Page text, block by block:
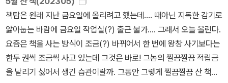
진 사회로 사회의 기본은 개인이다). 그러나 자유주의의 보수성으로
는 이 현실을 설명할 수 없다. 그러므로 나온 것이 구조주의(갈등/기
능/사회구조 중시). 구조조의는 개인의 노력만으로 이 사회 구조를 바
꿀 수 없다고 본다. ‘구조가 문제’라는 관점. 맑스주의와 일부 페미니
즘이 여기 속한다. 근대의 자유주의는 개인의 변화를, 구조주의는 사
다 읽나 싶다. 다른 책을 다 미뤄두고 집중적으로 읽어야 할 텐데, 아
직은 용기가 부족하여 내내 미루고 있다. 그대, 아렌트. 아직은 내게
너무 멀리 있네요. <504 Words> 어제 안 해서 하루치 밀리고 오
늘도 안 해서 이틀째 밀렸다. 어째 잘 나간다 싶었다. <거짓의 사람
들>은 레이첼 모랜 책의 인용구를 보고 어제 도서관에서 상호대차로
받았는데, 시작부터 흥미롭다. 서문 첫 문장. 이 책은 위험한 책이다.
을 사면 되는데, 그 적립금에 이 적립금 저 적립금 막 다 합쳐서 다 털
어내고 거기에 내 돈을 심지어 많이 보태가지고 ㅋㅋㅋㅋㅋㅋㅋㅋㅋ
ㅋㅋ 책을 샀다. 적립금을 주면 내 돈을 덜 쓰는게 아니라, 내 돈만큼
그대로 쓰고 거기에 적립금이 플러스되어 책을 산다. 그래서 지난주
에 도착한 책탑.왜. 뭐. 왜. 뭐. 하아-저거 한 번에 정원으로 못가져가
서 두 번에 걸쳐 가져갔다. 제기랄. 이제 집에 가져가는 게 문제임. 하
책탑은 원래 지난 금요일에 올리려고 했는데.... 때아닌 지독한 감기로
앓아눕는 바람에 금요일 작업실(?) 출근 불가.... 그래서 오늘 올린다.
요즘은 책을 사는 방식이 조금(?) 바뀌어서 한 번에 왕창 사기보다는
한두 권씩 조금씩 사고 있는데 그것은 바로! 그놈의 찔끔찔끔 적립금
을 날리기 싫어서 생긴 습관이랄까. 그동안 그렇게 찔끔찔끔 산 책들